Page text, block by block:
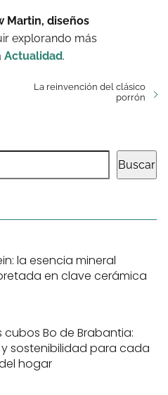
Martin, diseños
explorando más
Actualidad.
La reinvención del clásico
porrón
Buscar
la esencia mineral
en clave cerámica
cubos Bo de Brabantia:
sostenibilidad para cada
hogar